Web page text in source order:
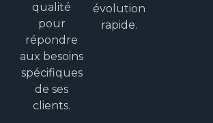
qualité
pour
répondre
aux besoins
spécifiques
de ses
clients.
évolution
rapide.